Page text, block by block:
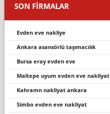
SON FİRMALAR
evden eve nakliye
ankara asansörlü taşımacılık
bursa eray evden eve
maltepe uyum evden eve nakliyat
kahramn nakli̇yat ankara
simbo evden eve nakliyat